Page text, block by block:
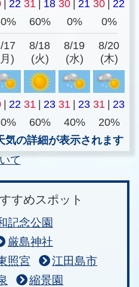
| 22 31 | 18 30 | 21 30 | 22
60% 0% 0%
17
)
8/18
(火)
8/19
(水)
8/20
(木)
| 22 31 | 23 31 | 23 31 | 23
60% 40%
20%
気の詳細が表示されます
て
すめスポット
記念公園
厳島神社
照宮
江田島市
縮景園